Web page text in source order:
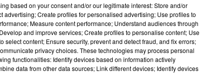
based on your consent and/or our legitimate interest: Store and/or
Create profiles for personalised advertising; Use profiles to
Measure content performance; Understand audiences through
and improve services; Create profiles to personalise content; Use
content; Ensure security, prevent and detect fraud, and fix errors;
privacy choices. These technologies may process personal
functionalities: Identify devices based on information actively
data from other data sources; Link different devices; Identify devices